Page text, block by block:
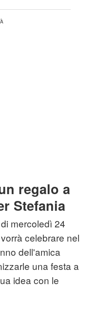
regalo a
Stefania
di mercoledì 24
celebrare nel
dell'amica
una festa a
idea con le